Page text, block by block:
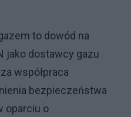
to dowód na
jako dostawcy gazu
współpraca
bezpieczeństwa
oparciu o